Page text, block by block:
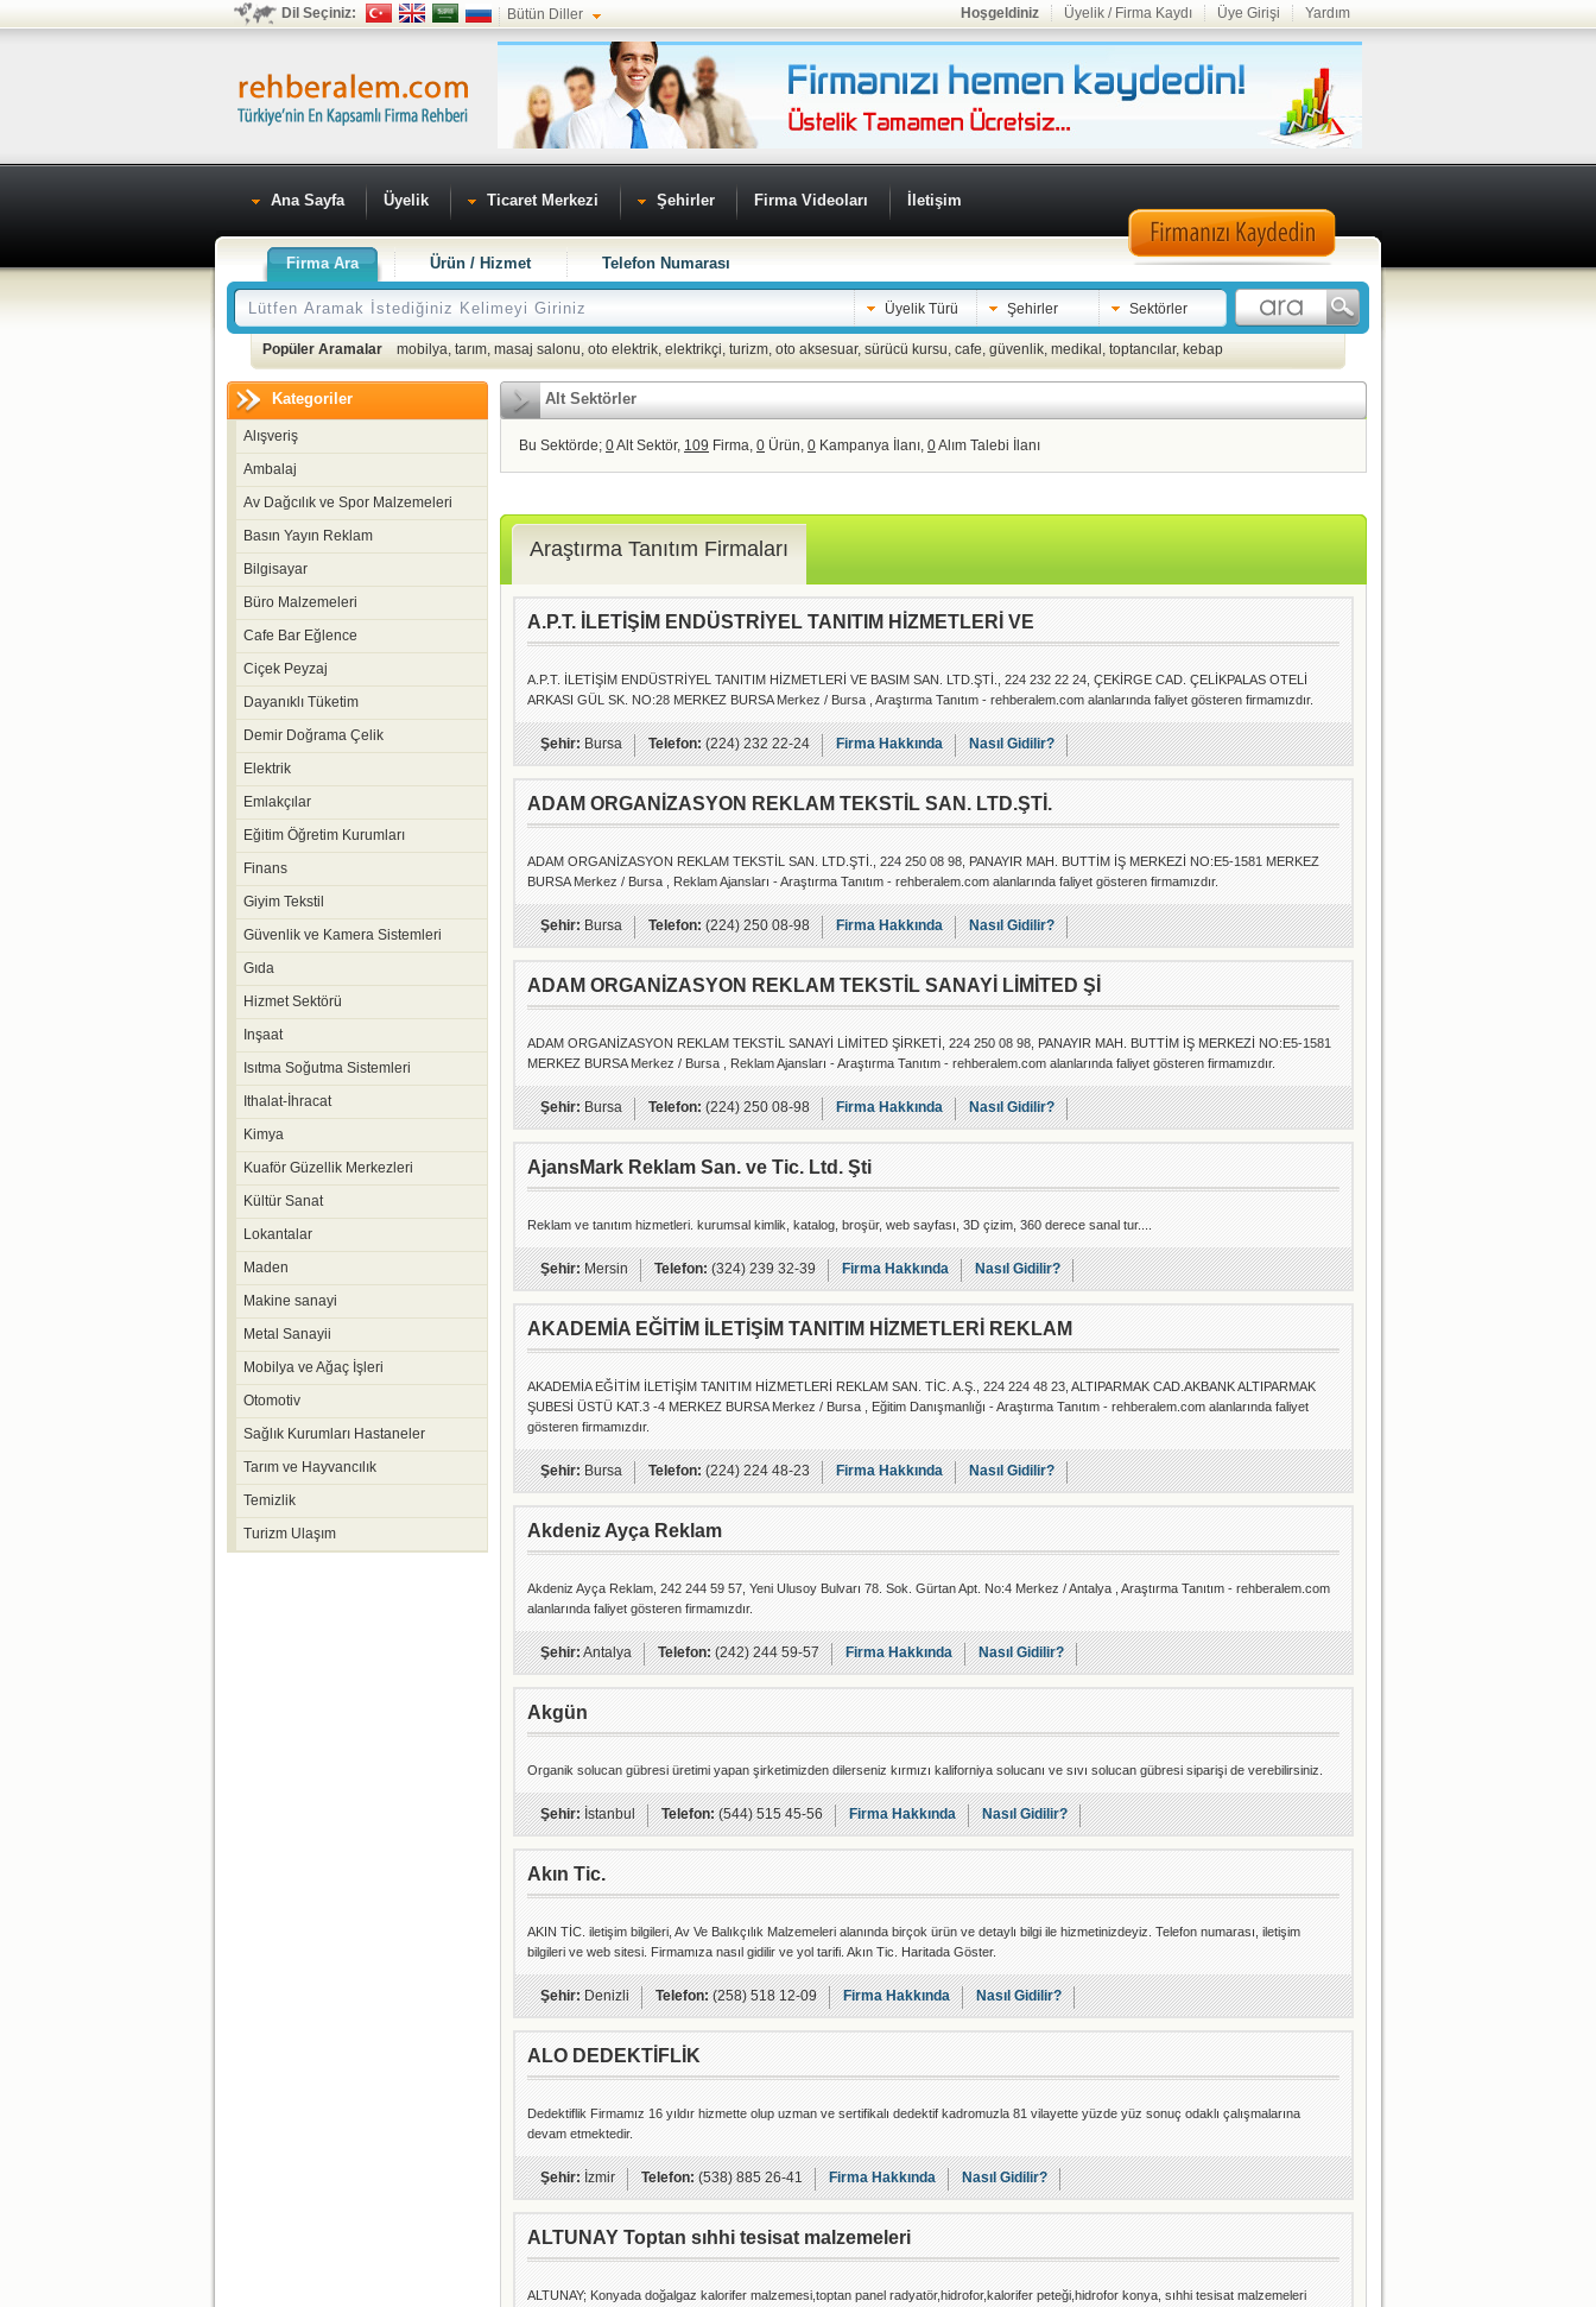
Dil Seçiniz: Bütün Diller Hoşgeldiniz Üyelik / Firma Kaydı Üye Girişi Yardım
Ana Sayfa Üyelik Ticaret Merkezi Şehirler Firma Videoları İletişim
Firma Ara Ürün / Hizmet Telefon Numarası
Üyelik Türü Şehirler Sektörler
Popüler Aramalar mobilya, tarım, masaj salonu, oto elektrik, elektrikçi, turizm, oto aksesuar, sürücü kursu, cafe, güvenlik, medikal , toptancılar, kebap
Kategoriler
Alışveriş
Ambalaj
Av Dağcılık ve Spor Malzemeleri
Basın Yayın Reklam
Bilgisayar
Büro Malzemeleri
Cafe Bar Eğlence
Ciçek Peyzaj
Dayanıklı Tüketim
Demir Doğrama Çelik
Elektrik
Emlakçılar
Eğitim Öğretim Kurumları
Finans
Giyim Tekstil
Güvenlik ve Kamera Sistemleri
Gıda
Hizmet Sektörü
Inşaat
Isıtma Soğutma Sistemleri
Ithalat-İhracat
Kimya
Kuaför Güzellik Merkezleri
Kültür Sanat
Lokantalar
Maden
Makine sanayi
Metal Sanayii
Mobilya ve Ağaç İşleri
Otomotiv
Sağlık Kurumları Hastaneler
Tarım ve Hayvancılık
Temizlik
Turizm Ulaşım
Alt Sektörler
Bu Sektörde; 0Alt Sektör, 109 Firma, 0 Ürün, 0 Kampanya İlanı, 0Alım Talebi İlanı
Araştırma Tanıtım Firmaları
A.P.T. İLETİŞİM ENDÜSTRİYEL TANITIM HİZMETLERİ VE
A.P.T. İLETİŞİM ENDÜSTRİYEL TANITIM HİZMETLERİ VE BASIM SAN. LTD.ŞTİ., 224 232 22 24, ÇEKİRGE CAD. ÇELİKPALAS OTELİ
ARKASI GÜL SK. NO:28 MERKEZ BURSA Merkez / Bursa , Araştırma Tanıtım - rehberalem.com alanlarında faliyet gösteren firmamızdır.
Şehir:Bursa Telefon:(224) 232 22-24 Firma Hakkında Nasıl Gidilir?
ADAM ORGANİZASYON REKLAM TEKSTİL SAN. LTD.ŞTİ.
ADAM ORGANİZASYON REKLAM TEKSTİL SAN. LTD.ŞTİ., 224 250 08 98, PANAYIR MAH. BUTTİM İŞ MERKEZİ NO:E5-1581 MERKEZ
BURSA Merkez / Bursa , Reklam Ajansları - Araştırma Tanıtım - rehberalem.com alanlarında faliyet gösteren firmamızdır.
Şehir:Bursa Telefon:(224) 250 08-98 Firma Hakkında Nasıl Gidilir?
ADAM ORGANİZASYON REKLAM TEKSTİL SANAYİ LİMİTED Şİ
ADAM ORGANİZASYON REKLAM TEKSTİL SANAYİ LİMİTED ŞİRKETİ, 224 250 08 98, PANAYIR MAH. BUTTİM İŞ MERKEZİ NO:E5-1581
MERKEZ BURSA Merkez / Bursa , Reklam Ajansları - Araştırma Tanıtım - rehberalem.com alanlarında faliyet gösteren firmamızdır.
Şehir:Bursa Telefon:(224) 250 08-98 Firma Hakkında Nasıl Gidilir?
AjansMark Reklam San. ve Tic. Ltd. Şti
Reklam ve tanıtım hizmetleri. kurumsal kimlik, katalog, broşür, web sayfası, 3D çizim, 360 derece sanal tur....
Şehir:Mersin Telefon:(324) 239 32-39 Firma Hakkında Nasıl Gidilir?
AKADEMİA EĞİTİM İLETİŞİM TANITIM HİZMETLERİ REKLAM
AKADEMİA EĞİTİM İLETİŞİM TANITIM HİZMETLERİ REKLAM SAN. TİC. A.Ş., 224 224 48 23, ALTIPARMAK CAD.AKBANK ALTIPARMAK
ŞUBESİ ÜSTÜ KAT.3 -4 MERKEZ BURSA Merkez / Bursa , Eğitim Danışmanlığı - Araştırma Tanıtım - rehberalem.com alanlarında faliyet
gösteren firmamızdır.
Şehir:Bursa Telefon:(224) 224 48-23 Firma Hakkında Nasıl Gidilir?
Akdeniz Ayça Reklam
Akdeniz Ayça Reklam, 242 244 59 57, Yeni Ulusoy Bulvarı 78. Sok. Gürtan Apt. No:4 Merkez / Antalya , Araştırma Tanıtım - rehberalem.com
alanlarında faliyet gösteren firmamızdır.
Şehir:Antalya Telefon:(242) 244 59-57 Firma Hakkında Nasıl Gidilir?
Akgün
Organik solucan gübresi üretimi yapan şirketimizden dilerseniz kırmızı kaliforniya solucanı ve sıvı solucan gübresi siparişi de verebilirsiniz.
Şehir:İstanbul Telefon:(544) 515 45-56 Firma Hakkında Nasıl Gidilir?
Akın Tic.
AKIN TİC. iletişim bilgileri, Av Ve Balıkçılık Malzemeleri alanında birçok ürün ve detaylı bilgi ile hizmetinizdeyiz. Telefon numarası, iletişim
bilgileri ve web sitesi. Firmamıza nasıl gidilir ve yol tarifi. Akın Tic. Haritada Göster.
Şehir:Denizli Telefon:(258) 518 12-09 Firma Hakkında Nasıl Gidilir?
ALO DEDEKTİFLİK
Dedektiflik Firmamız 16 yıldır hizmette olup uzman ve sertifikalı dedektif kadromuzla 81 vilayette yüzde yüz sonuç odaklı çalışmalarına
devam etmektedir.
Şehir:İzmir Telefon:(538) 885 26-41 Firma Hakkında Nasıl Gidilir?
ALTUNAY Toptan sıhhi tesisat malzemeleri
ALTUNAY; Konyada doğalgaz kalorifer malzemesi,toptan panel radyatör,hidrofor,kalorifer peteği,hidrofor konya, sıhhi tesisat malzemeleri